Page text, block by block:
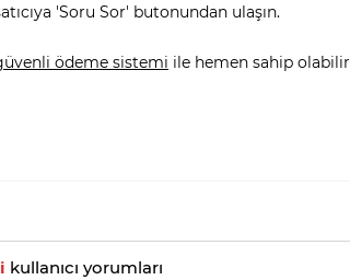
'Soru Sor' butonundan ulaşın.
ödeme sistemi ile hemen sahip
kullanıcı yorumları